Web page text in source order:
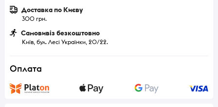
Доставка по Києву
300 грн.
Самовивіз безкоштовно
Київ, бул. Лесі Українки, 20/22.
Оплата